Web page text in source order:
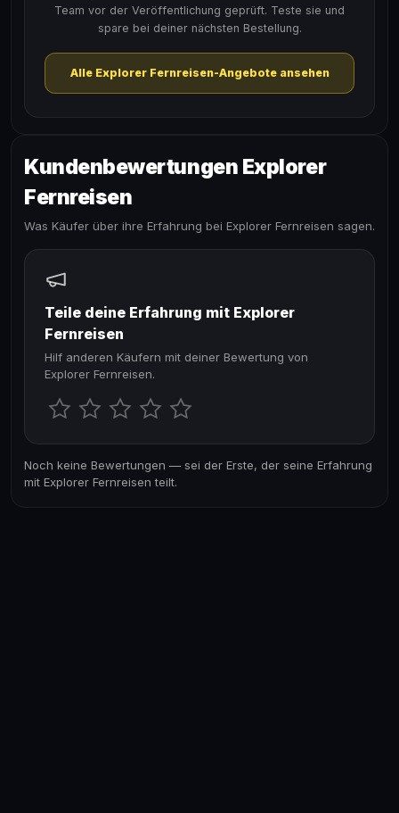
Team vor der Veröffentlichung geprüft. Teste sie und
spare bei deiner nächsten Bestellung.
Alle Explorer Fernreisen-Angebote ansehen
Kundenbewertungen Explorer
Fernreisen
Was Käufer über ihre Erfahrung bei Explorer Fernreisen sagen.
Teile deine Erfahrung mit Explorer
Fernreisen
Hilf anderen Käufern mit deiner Bewertung von
Explorer Fernreisen.
Noch keine Bewertungen — sei der Erste, der seine Erfahrung
mit Explorer Fernreisen teilt.